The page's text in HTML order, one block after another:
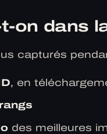
on dans
capturés
, en
des meilleures